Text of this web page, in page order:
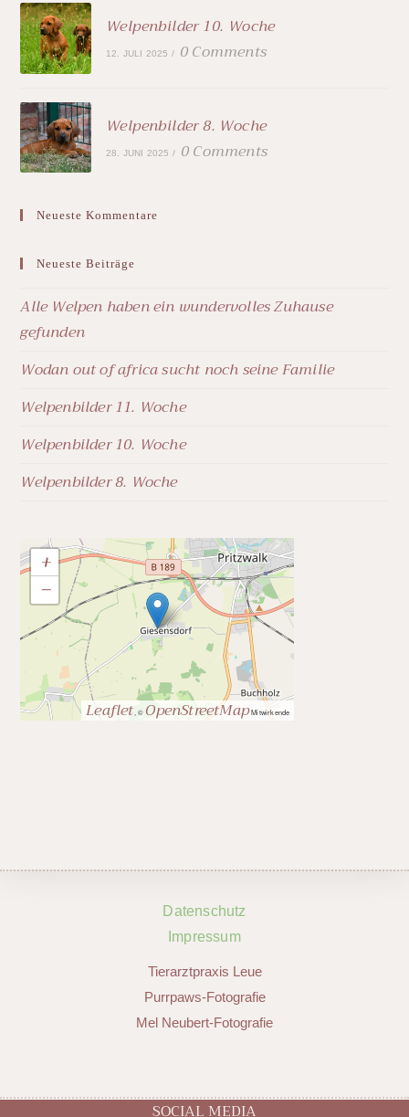
Welpenbilder 10. Woche
12. JULI 2025 / 0 Comments
Welpenbilder 8. Woche
28. JUNI 2025 / 0 Comments
Neueste Kommentare
Neueste Beiträge
Alle Welpen haben ein wundervolles Zuhause
gefunden
Wodan out of africa sucht noch seine Familie
Welpenbilder 11. Woche
Welpenbilder 10. Woche
Welpenbilder 8. Woche
+
−
Leaflet, © OpenStreetMapMitwirkende
Datenschutz
Impressum
Tierarztpraxis Leue
Purrpaws-Fotografie
Mel Neubert-Fotografie
SOCIAL MEDIA